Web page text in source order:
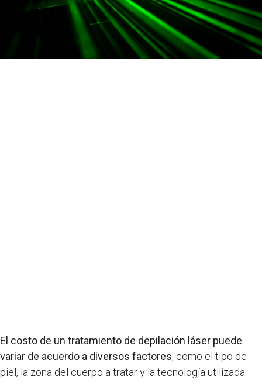
El costo de un tratamiento de depilación láser puede
variar de acuerdo a diversos factores, como el tipo de
piel, la zona del cuerpo a tratar y la tecnología utilizada.